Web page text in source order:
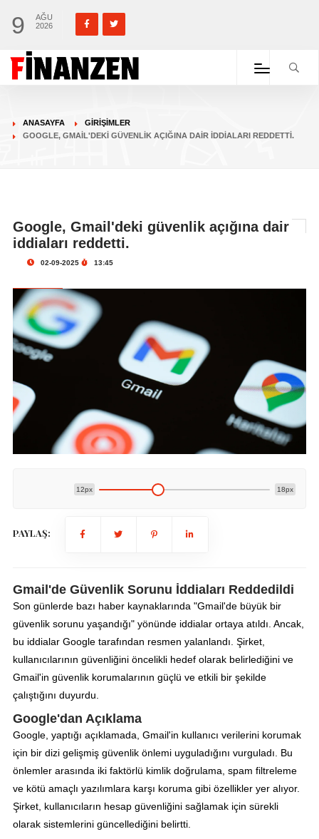
9
AĞU
2026
ANASAYFA
GIRIŞIMLER
GOOGLE, GMAIL'DEKI GÜVENLIK AÇIĞINA DAIR IDDIALARI REDDETTI.
Google, Gmail'deki güvenlik açığına dair
iddiaları reddetti.
02-09-2025 13:45
12px 18px
PAYLAŞ:
Gmail'de Güvenlik Sorunu İddiaları Reddedildi
Son günlerde bazı haber kaynaklarında "Gmail'de büyük bir
güvenlik sorunu yaşandığı" yönünde iddialar ortaya atıldı. Ancak,
bu iddialar Google tarafından resmen yalanlandı. Şirket,
kullanıcılarının güvenliğini öncelikli hedef olarak belirlediğini ve
Gmail'in güvenlik korumalarının güçlü ve etkili bir şekilde
çalıştığını duyurdu.
Google'dan Açıklama
Google, yaptığı açıklamada, Gmail'in kullanıcı verilerini korumak
için bir dizi gelişmiş güvenlik önlemi uyguladığını vurguladı. Bu
önlemler arasında iki faktörlü kimlik doğrulama, spam filtreleme
ve kötü amaçlı yazılımlara karşı koruma gibi özellikler yer alıyor.
Şirket, kullanıcıların hesap güvenliğini sağlamak için sürekli
olarak sistemlerini güncellediğini belirtti.